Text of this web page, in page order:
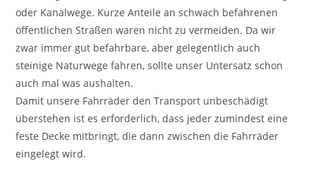
oder Kanalwege. Kurze Anteile an schwach befah­renen
öffentlichen Straßen waren nicht zu vermeiden. Da wir
zwar immer gut befahrbare, aber gelegentlich auch
steinige Naturwege fahren, sollte unser Untersatz schon
auch mal was aushalten.
Damit unsere Fahrräder den Transport unbeschädigt
überstehen ist es erforderlich, dass jeder zumindest eine
feste Decke mitbringt, die dann zwischen die Fahrräder
eingelegt wird.